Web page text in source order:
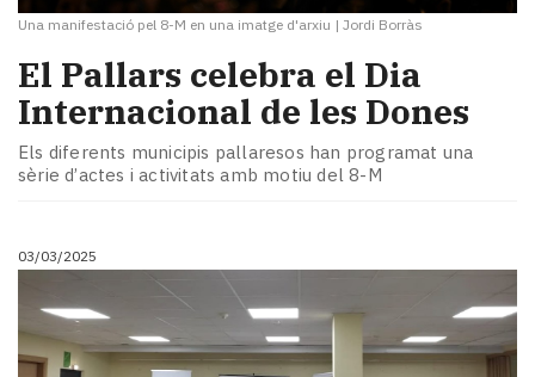
Una manifestació pel 8-M en una imatge d'arxiu | Jordi Borràs
El Pallars celebra el Dia
Internacional de les Dones
Els diferents municipis pallaresos han programat una
sèrie d’actes i activitats amb motiu del 8-M
03/03/2025